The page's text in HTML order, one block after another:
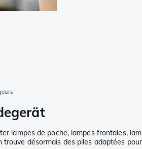
lampes de poche, lampes frontales,
trouve désormais des piles adaptées